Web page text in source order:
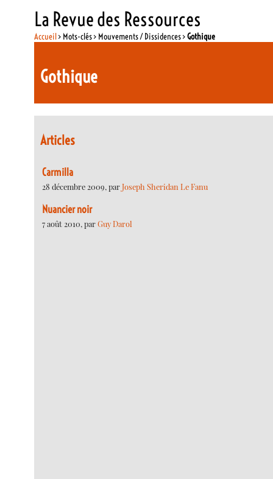
La Revue des Ressources
Accueil> Mots-clés > Mouvements / Dissidences >Gothique
Gothique
Articles
Carmilla
28 décembre 2009, parJoseph Sheridan Le Fanu
Nuancier noir
7 août 2010, parGuy Darol